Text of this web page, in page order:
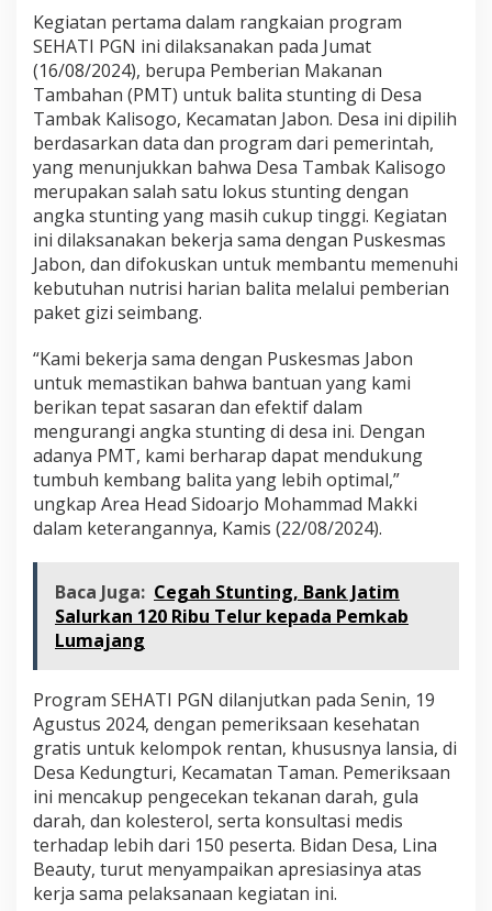
Kegiatan pertama dalam rangkaian program
SEHATI PGN ini dilaksanakan pada Jumat
(16/08/2024), berupa Pemberian Makanan
Tambahan (PMT) untuk balita stunting di Desa
Tambak Kalisogo, Kecamatan Jabon. Desa ini dipilih
berdasarkan data dan program dari pemerintah,
yang menunjukkan bahwa Desa Tambak Kalisogo
merupakan salah satu lokus stunting dengan
angka stunting yang masih cukup tinggi. Kegiatan
ini dilaksanakan bekerja sama dengan Puskesmas
Jabon, dan difokuskan untuk membantu memenuhi
kebutuhan nutrisi harian balita melalui pemberian
paket gizi seimbang.
“Kami bekerja sama dengan Puskesmas Jabon
untuk memastikan bahwa bantuan yang kami
berikan tepat sasaran dan efektif dalam
mengurangi angka stunting di desa ini. Dengan
adanya PMT, kami berharap dapat mendukung
tumbuh kembang balita yang lebih optimal,”
ungkap Area Head Sidoarjo Mohammad Makki
dalam keterangannya, Kamis (22/08/2024).
Baca Juga: Cegah Stunting, Bank Jatim
Salurkan 120 Ribu Telur kepada Pemkab
Lumajang
Program SEHATI PGN dilanjutkan pada Senin, 19
Agustus 2024, dengan pemeriksaan kesehatan
gratis untuk kelompok rentan, khususnya lansia, di
Desa Kedungturi, Kecamatan Taman. Pemeriksaan
ini mencakup pengecekan tekanan darah, gula
darah, dan kolesterol, serta konsultasi medis
terhadap lebih dari 150 peserta. Bidan Desa, Lina
Beauty, turut menyampaikan apresiasinya atas
kerja sama pelaksanaan kegiatan ini.